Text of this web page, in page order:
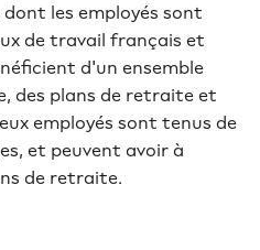
les employés sont
de travail français et
d'un ensemble
des plans de retraite et
employés sont tenus de
et peuvent avoir à
de retraite.